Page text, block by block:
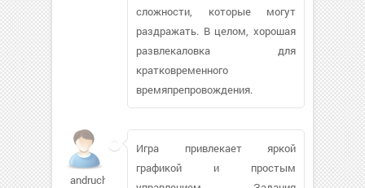
сложности, которые могут
раздражать. В целом, хорошая
развлекаловка для
кратковременного
времяпрепровождения.
andrucha78
Игра привлекает яркой
графикой и простым